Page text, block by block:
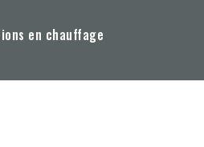
en chauffage